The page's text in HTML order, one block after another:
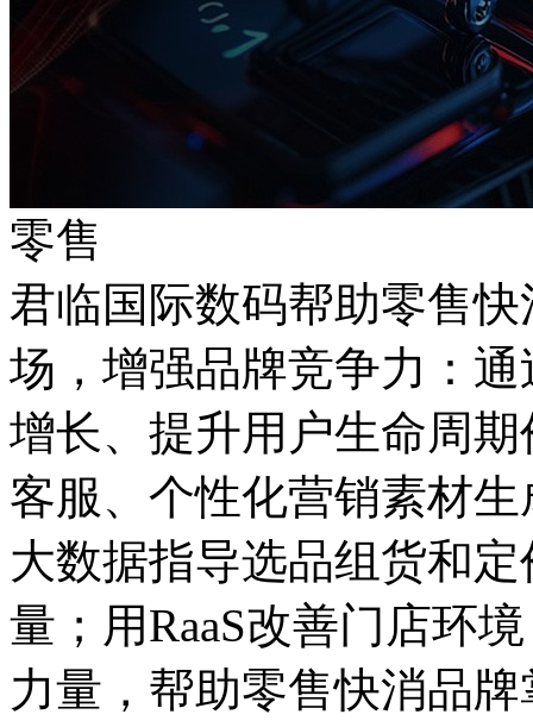
零售
君临国际数码帮助零售
场，增强品牌竞争力
增长、提升用户生命周
客服、个性化营销素材
大数据指导选品组货和定
量；用RaaS改善门店环境
力量，帮助零售快消品